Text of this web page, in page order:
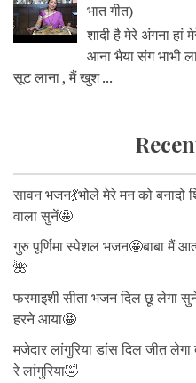
भात गीत)
शादी है मेरे अंगना
आना भैया संग भाभी
सूट लाना , मैं खुश ...
सावन भजन💃भोले मेरे मन को
वाला सुनें🤩
गुरु पूर्णिमा स्पेशल भजन🤩बाबा मैं
🌺
फरमाइशी सीता भजन दिल छू लेगा
हरने आया🤩
मजेदार लांगुरिया डांस दिल जीत
रे लांगुरिया🤣